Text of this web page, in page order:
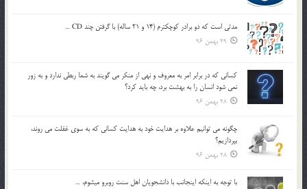
مدتي است كه دو برادر كوچكترم (14 و 21 ساله) با گرفتن چند CD …
29 بهمن 96
كساني كه در برابر امر به معروف و نهي از منكر مي گويند به شما ربطي ندارد و به زور
نمي شود انسان را به بهشت برد، چه بايد كرد؟
28 بهمن 96
چگونه مي توانيم علاوه بر هدايت خود به هدايت كساني كه به سوي غفلت مي روند،
بپردازيم؟
28 بهمن 96
با توجه به اينكه اينجانب با دانشجويان اهل سنت روبرو مي‎شوم، …